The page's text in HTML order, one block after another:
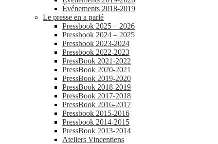
Événements 2018-2019
Le presse en a parlé
Pressbook 2025 – 2026
Pressbook 2024 – 2025
Pressbook 2023-2024
Pressbook 2022-2023
PressBook 2021-2022
PressBook 2020-2021
PressBook 2019-2020
PressBook 2018-2019
PressBook 2017-2018
PressBook 2016-2017
Pressbook 2015-2016
Pressbook 2014-2015
PressBook 2013-2014
Ateliers Vincentiens